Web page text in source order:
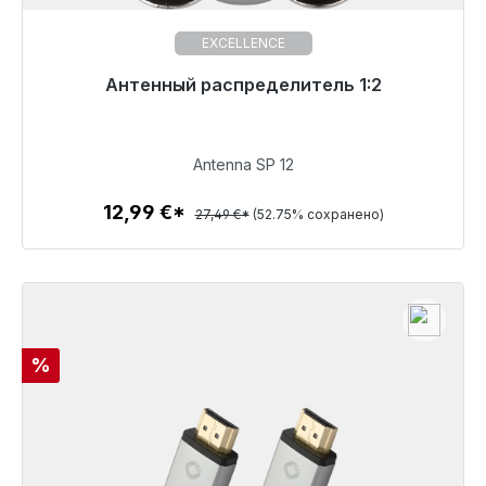
EXCELLENCE
Антенный распределитель 1:2
Готовы к немедленной отправке, срок поставки
12,99 €
Детали
Antenna SP 12
12,99 €* 27,49 €* (52.75% сохранено)
Скидка
%